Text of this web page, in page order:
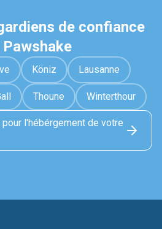
de confiance
Köniz Lausanne
Thoune Winterthour
l'hébérgement de votre